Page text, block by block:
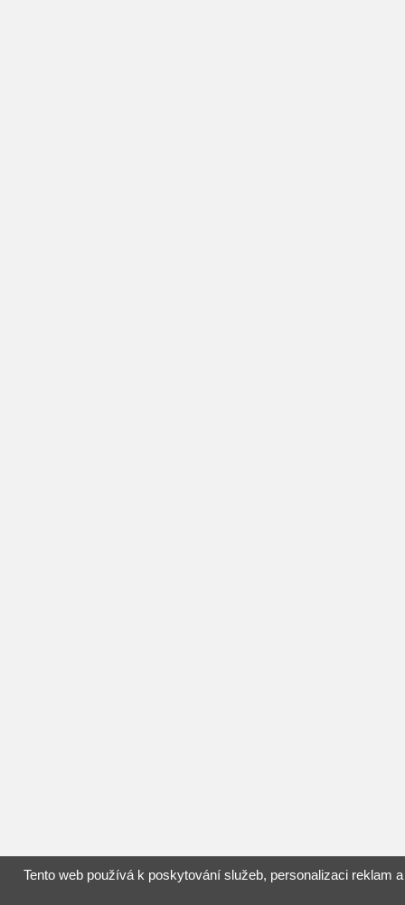
Tento web používá k poskytování služeb, personalizaci reklam